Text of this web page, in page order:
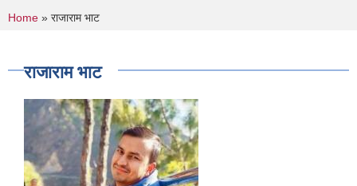
You are here
Home » राजाराम भाट
राजाराम भाट